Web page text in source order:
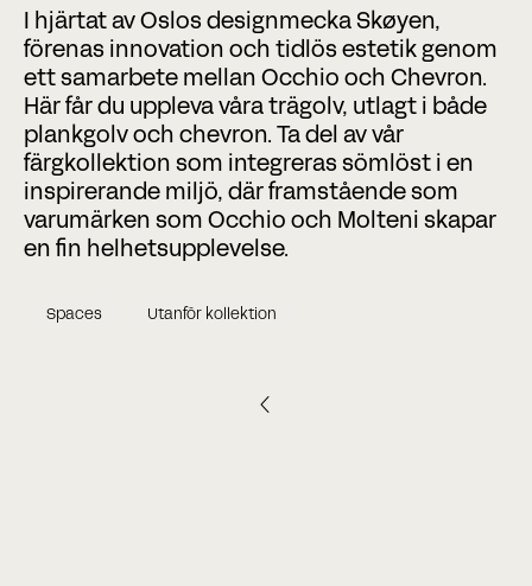
I hjärtat av Oslos designmecka Skøyen,
förenas innovation och tidlös estetik genom
ett samarbete mellan Occhio och Chevron.
Här får du uppleva våra trägolv, utlagt i både
plankgolv och chevron. Ta del av vår
färgkollektion som integreras sömlöst i en
inspirerande miljö, där framstående som
varumärken som Occhio och Molteni skapar
en fin helhetsupplevelse.
Spaces Utanför kollektion
Date
skråstreg
MM
skråstreg
ÅÅÅÅ
Time
Tider
:
Minutter
City
CAPTCHA